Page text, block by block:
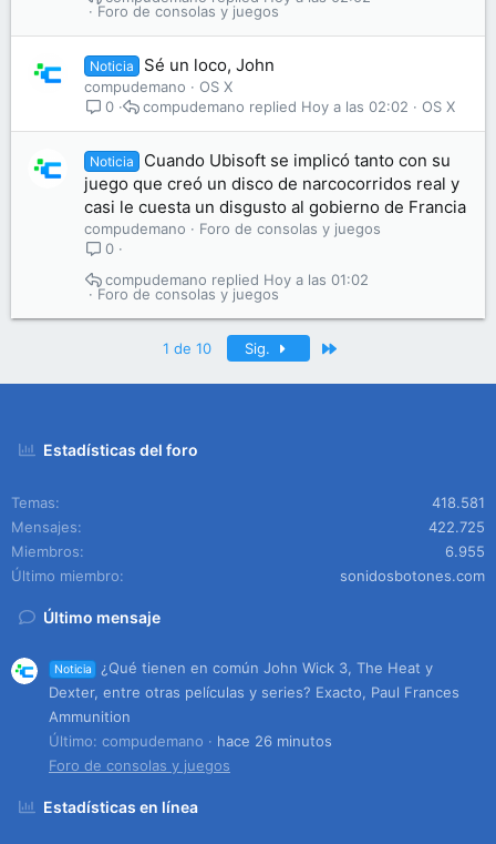
Foro de consolas y juegos
Noticia Sé un loco, John
compudemano
OS X
0
OS X
Hoy a las 02:02
compudemano
Noticia
Cuando Ubisoft se implicó tanto con su
juego que creó un disco de narcocorridos real y
casi le cuesta un disgusto al gobierno de Francia
compudemano
Foro de consolas y juegos
0
Foro de consolas y juegos
Hoy a las 01:02
compudemano
1 de 10 Sig.
Estadísticas del foro
Temas
418.581
Mensajes
422.725
Miembros
6.955
Último miembro
sonidosbotones.com
Último mensaje
Noticia
¿Qué tienen en común John Wick 3, The Heat y
Dexter, entre otras películas y series? Exacto, Paul Frances
Ammunition
Último: compudemano
hace 26 minutos
Foro de consolas y juegos
Estadísticas en línea